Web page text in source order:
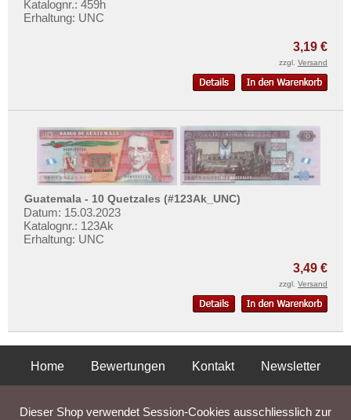
Katalognr.: 459h
Erhaltung: UNC
3,19 €
zzgl. Versand
Guatemala - 10 Quetzales (#123Ak_UNC)
Datum: 15.03.2023
Katalognr.: 123Ak
Erhaltung: UNC
3,49 €
zzgl. Versand
Home Bewertungen Kontakt
Newsletter
Dieser Shop verwendet Session-Cookies ausschliesslich zur